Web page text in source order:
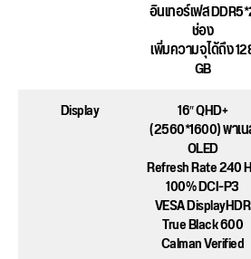
อินเทอร์เฟส
ช่อง
เพิ่มความจุได้ถึง
GB
Display
16″ QHD+
(2560*1600) พาเ
OLED
Refresh Rate 240
100% DCI-P3
VESA DisplayHDR
True Black 600
Calman Verified